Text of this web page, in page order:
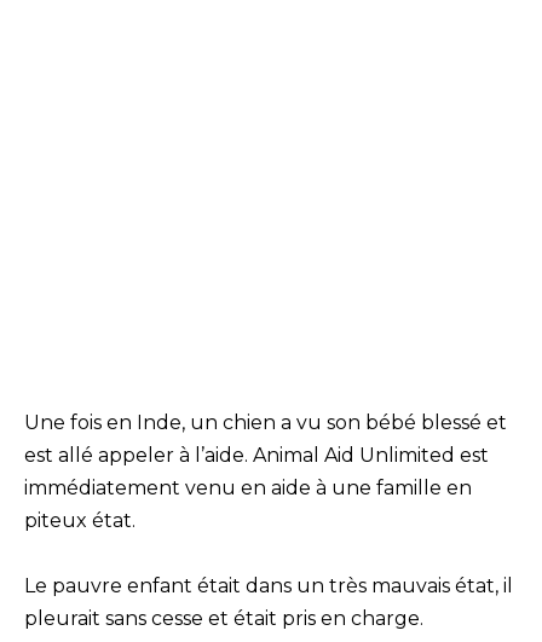
Une fois en Inde, un chien a vu son bébé blessé et
est allé appeler à l’aide. Animal Aid Unlimited est
immédiatement venu en aide à une famille en
piteux état.
Le pauvre enfant était dans un très mauvais état, il
pleurait sans cesse et était pris en charge.